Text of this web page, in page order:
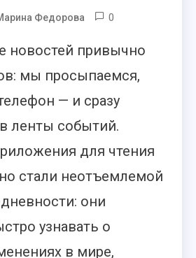
Федорова 0
новостей привычно
мы просыпаемся,
— и сразу
ленты событий.
для чтения
стали неотъемлемой
они
узнавать о
в мире,